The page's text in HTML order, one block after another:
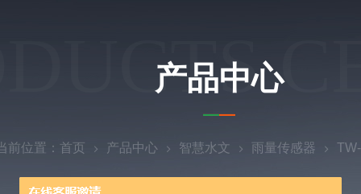
产品中心
前位置： 首页 产品中心 智慧水文 雨量传感器